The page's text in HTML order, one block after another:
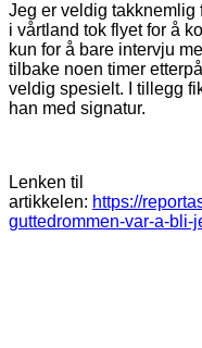
Jeg er veldig takknemlig
i vårtland tok flyet for å
kun for å bare intervju
tilbake noen timer
veldig spesielt. I tillegg
han med signatur.
Lenken til
artikkelen: https://
guttedrommen-var-a-bli-